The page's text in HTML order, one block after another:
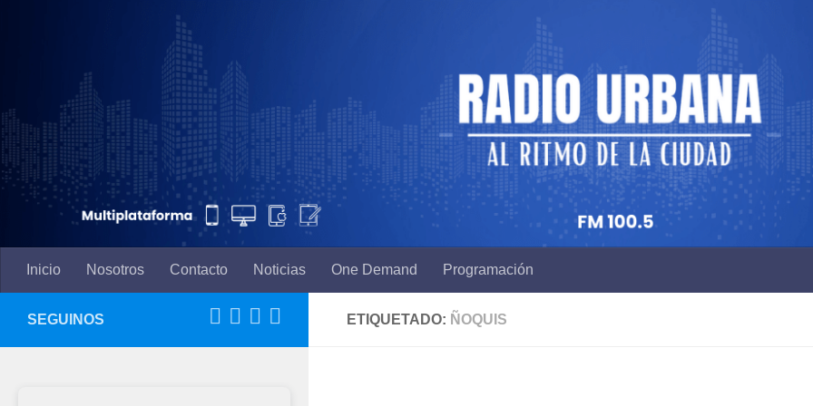
Inicio Nosotros Contacto Noticias One Demand Programación
ETIQUETADO: ÑOQUIS
SEGUINOS